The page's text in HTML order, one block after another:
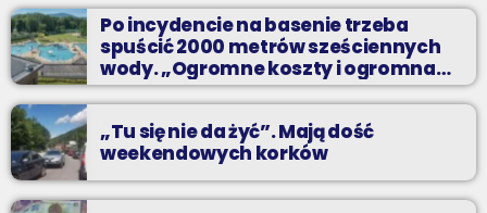
wyselekcjonowane przeboje non-stop!
Po incydencie na basenie trzeba
spuścić 2000 metrów sześciennych
wody. „Ogromne koszty i ogromna
praca”
„Tu się nie da żyć”. Mają dość
weekendowych korków